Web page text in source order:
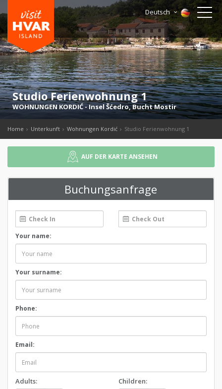
Deutsch
Studio Ferienwohnung 1
WOHNUNGEN KORDIĆ -Insel Šćedro,Bucht Mostir
Home Unterkunft Wohnungen Kordić Studio Ferienwohnung 1
AUF DER KARTE ANSEHEN
Buchungsanfrage
Your name:
Your surname:
Phone:
Email:
Adults: Children: